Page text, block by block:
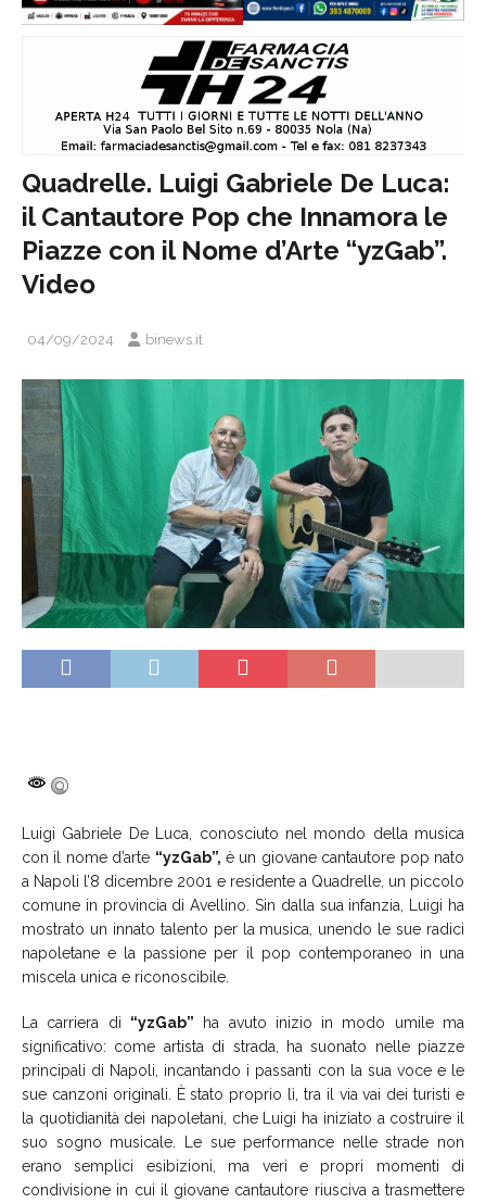
Quadrelle. Luigi Gabriele De Luca:
il Cantautore Pop che Innamora le
Piazze con il Nome d’Arte “yzGab”.
Video
04/09/2024 binews.it
Luigi Gabriele De Luca, conosciuto nel mondo della musica
con il nome d’arte “yzGab”, è un giovane cantautore pop nato
a Napoli l’8 dicembre 2001 e residente a Quadrelle, un piccolo
comune in provincia di Avellino. Sin dalla sua infanzia, Luigi ha
mostrato un innato talento per la musica, unendo le sue radici
napoletane e la passione per il pop contemporaneo in una
miscela unica e riconoscibile.
La carriera di “yzGab” ha avuto inizio in modo umile ma
significativo: come artista di strada, ha suonato nelle piazze
principali di Napoli, incantando i passanti con la sua voce e le
sue canzoni originali. È stato proprio lì, tra il via vai dei turisti e
la quotidianità dei napoletani, che Luigi ha iniziato a costruire il
suo sogno musicale. Le sue performance nelle strade non
erano semplici esibizioni, ma veri e propri momenti di
condivisione in cui il giovane cantautore riusciva a trasmettere